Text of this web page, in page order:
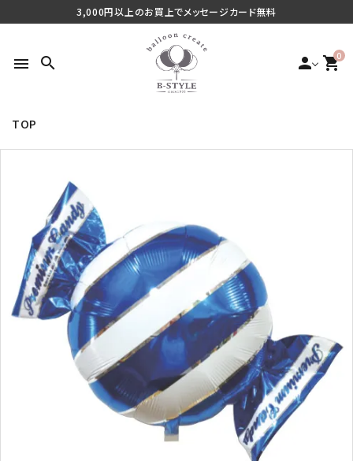
3,000円以上のお買上でメッセージカード無料
menu search person 0
shopping_cart
最近チェックした商品
ご利用シーンから探す
商品タイプから探す
価格から探す
TOP